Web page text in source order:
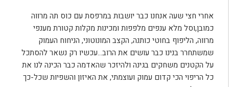
אחרי חצי שעה אנחנו כבר יושבות במרפסת עם כוס תה מרווה
כמובן,וסל מלא ענפים מלפפות ומכינות מקלות קטורת מענפי
מרווה, הליפוף בחוטי כותנה, הקצב המונוטוני, הניחוח העמוק
שמשתחרר בנינו כבר עושים את הרוב…עכשיו רק נשאר להסתכל
על הקטנים משחקים בגינה ולהיזכר שהאדמה כבר הכינה לנו את
כל הריפוי הכי קדום עמוק ועוצמתי, את האיזון והשפיות שכל-כך